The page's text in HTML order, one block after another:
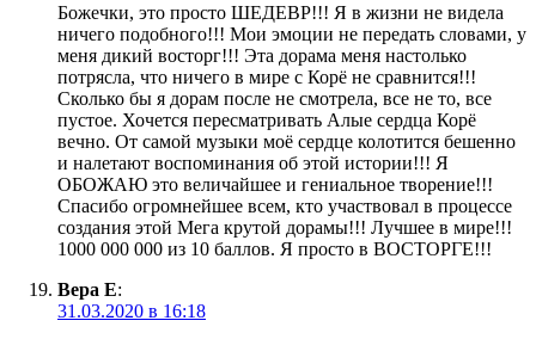
Божечки, это просто ШЕДЕВР!!! Я в жизни не видела
ничего подобного!!! Мои эмоции не передать словами, у
меня дикий восторг!!! Эта дорама меня настолько
потрясла, что ничего в мире с Корё не сравнится!!!
Сколько бы я дорам после не смотрела, все не то, все
пустое. Хочется пересматривать Алые сердца Корё
вечно. От самой музыки моё сердце колотится бешенно
и налетают воспоминания об этой истории!!! Я
ОБОЖАЮ это величайшее и гениальное творение!!!
Спасибо огромнейшее всем, кто участвовал в процессе
создания этой Мега крутой дорамы!!! Лучшее в мире!!!
1000 000 000 из 10 баллов. Я просто в ВОСТОРГЕ!!!
Вера Е:
31.03.2020 в 16:18